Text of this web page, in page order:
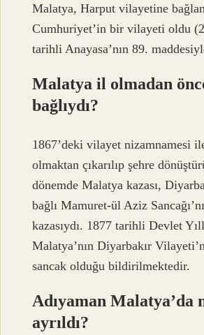
Malatya, Harput vilayetine
Cumhuriyet’in bir vilayeti oldu
tarihli Anayasa’nın 89.
Malatya il olmadan
bağlıydı?
1867’deki vilayet nizamnamesi
olmaktan çıkarılıp şehre
dönemde Malatya kazası,
bağlı Mamuret-ül Aziz
kazasıydı. 1877 tarihli Devlet
Malatya’nın Diyarbakır
sancak olduğu bildirilmektedir.
Adıyaman Malatya’da
ayrıldı?